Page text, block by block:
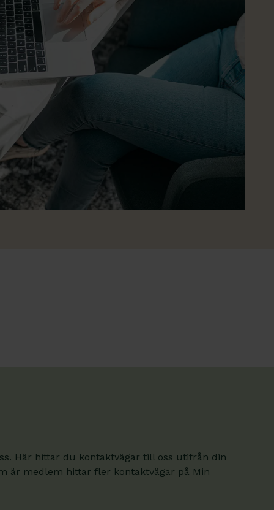
Här hittar du kontaktvägar till oss utifrån din
är medlem hittar fler kontaktvägar på Min